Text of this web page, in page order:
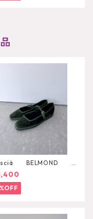
BELMOND
）